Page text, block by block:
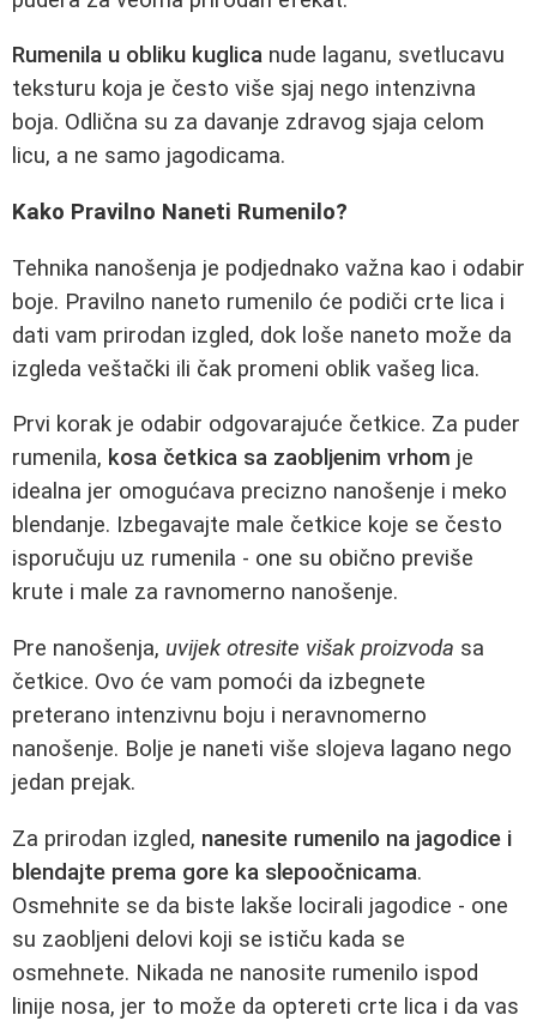
Rumenila u obliku kuglica nude laganu, svetlucavu
teksturu koja je često više sjaj nego intenzivna
boja. Odlična su za davanje zdravog sjaja celom
licu, a ne samo jagodicama.
Kako Pravilno Naneti Rumenilo?
Tehnika nanošenja je podjednako važna kao i odabir
boje. Pravilno naneto rumenilo će podiči crte lica i
dati vam prirodan izgled, dok loše naneto može da
izgleda veštački ili čak promeni oblik vašeg lica.
Prvi korak je odabir odgovarajuće četkice. Za puder
rumenila, kosa četkica sa zaobljenim vrhom je
idealna jer omogućava precizno nanošenje i meko
blendanje. Izbegavajte male četkice koje se često
isporučuju uz rumenila - one su obično previše
krute i male za ravnomerno nanošenje.
Pre nanošenja, uvijek otresite višak proizvoda sa
četkice. Ovo će vam pomoći da izbegnete
preterano intenzivnu boju i neravnomerno
nanošenje. Bolje je naneti više slojeva lagano nego
jedan prejak.
Za prirodan izgled, nanesite rumenilo na jagodice i
blendajte prema gore ka slepoočnicama.
Osmehnite se da biste lakše locirali jagodice - one
su zaobljeni delovi koji se ističu kada se
osmehnete. Nikada ne nanosite rumenilo ispod
linije nosa, jer to može da optereti crte lica i da vas